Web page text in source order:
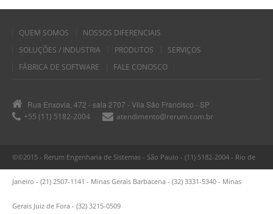
QUEM SOMOS
NOSSOS DIFERENCIAIS
SOLUÇÕES / INDUSTRIA
PRODUTOS
SERVIÇOS
FÁBRICA DE SOFTWARE
FALE CONOSCO
Rua Enxovia, 472 - sala 2707 - Vila São Francisco - SP
+55 (11) 5182-2004
atendimento@rerum.com.br
©©2015 - Rerum Engenharia de Sistemas - São Paulo - (11) 5182-2004 - Rio de
Janeiro - (21) 2507-1141 - Minas Gerais Barbacena - (32) 3331-5340 - Minas
Gerais Juiz de Fora - (32) 3215-0509